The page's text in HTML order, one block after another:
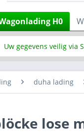
H0
Uw gegevens veilig via
duha lading
lose